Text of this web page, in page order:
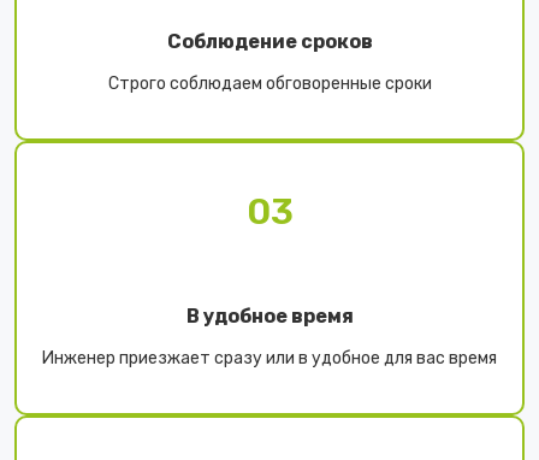
Соблюдение сроков
Строго соблюдаем обговоренные сроки
03
В удобное время
Инженер приезжает сразу или в удобное для вас время